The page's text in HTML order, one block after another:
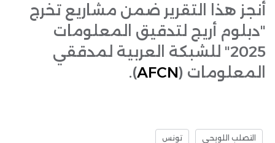
أنجز هذا التقرير ضمن مشاريع تخرج
"دبلوم أريج لتدقيق المعلومات
2025" للشبكة العربية لمدققي
المعلومات (AFCN
).
التصلب اللويحي تونس